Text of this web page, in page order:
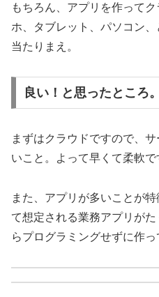
もちろん、アプリを作って
ホ、タブレット、パソコン
当たりまえ。
良い！と思ったところ。
まずはクラウドですので、
いこと。よって早くて柔軟で
また、アプリが多いことが
て想定される業務アプリが
らプログラミングせずに作っ